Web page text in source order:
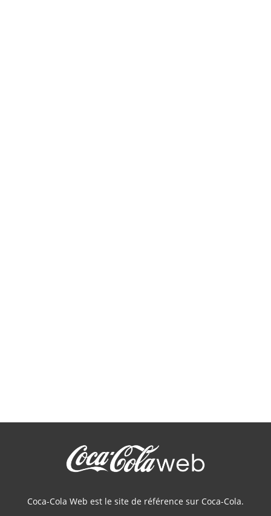
Coca-Cola Web est le site de référence sur Coca-Cola.